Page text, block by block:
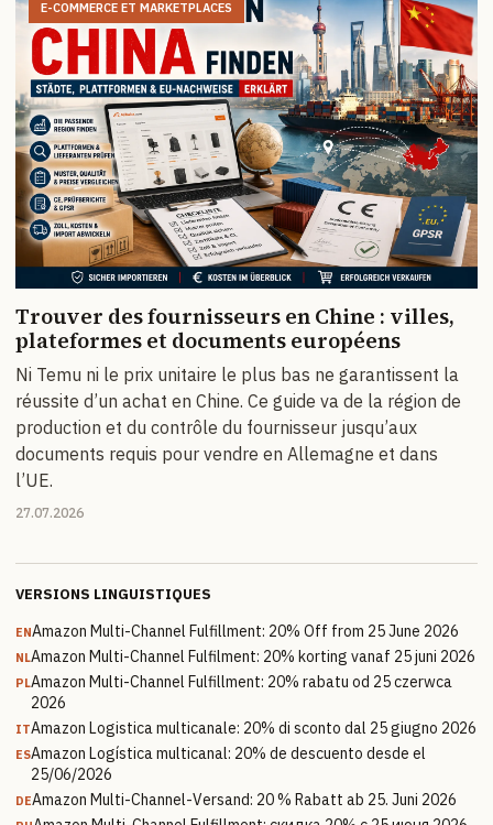
E-COMMERCE ET MARKETPLACES
Trouver des fournisseurs en Chine : villes,
plateformes et documents européens
Ni Temu ni le prix unitaire le plus bas ne garantissent la
réussite d’un achat en Chine. Ce guide va de la région de
production et du contrôle du fournisseur jusqu’aux
documents requis pour vendre en Allemagne et dans
l’UE.
27.07.2026
VERSIONS LINGUISTIQUES
ENAmazon Multi-Channel Fulfillment: 20% Off from 25 June 2026
NLAmazon Multi-Channel Fulfilment: 20% korting vanaf 25 juni 2026
PLAmazon Multi-Channel Fulfillment: 20% rabatu od 25 czerwca
2026
ITAmazon Logistica multicanale: 20% di sconto dal 25 giugno 2026
ESAmazon Logística multicanal: 20% de descuento desde el
25/06/2026
DEAmazon Multi-Channel-Versand: 20 % Rabatt ab 25. Juni 2026